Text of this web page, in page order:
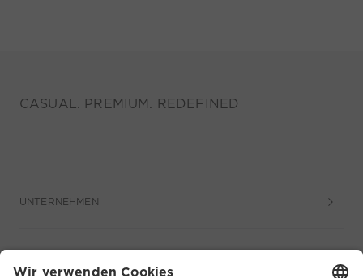
CASUAL. PREMIUM. REDEFINED
UNTERNEHMEN